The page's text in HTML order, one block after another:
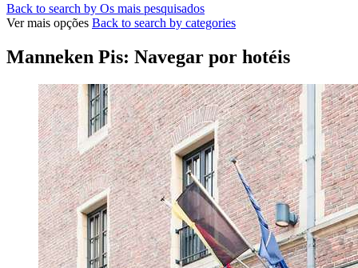
Back to search by Os mais pesquisados
Ver mais opções Back to search by categories
Manneken Pis: Navegar por hotéis